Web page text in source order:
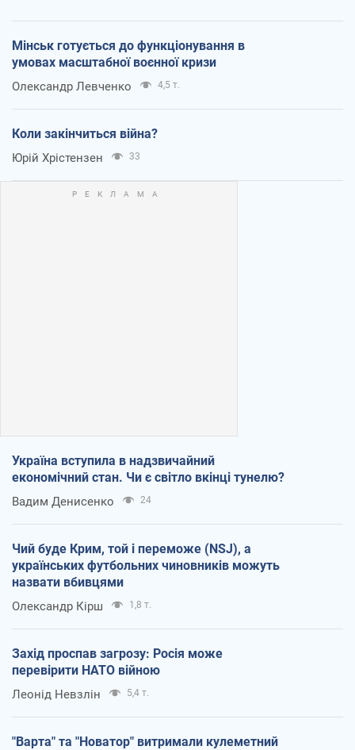
Мінськ готується до функціонування в
умовах масштабної воєнної кризи
Олександр Левченко 4,5 т.
Коли закінчиться війна?
Юрій Хрістензен 33
Україна вступила в надзвичайний
економічний стан. Чи є світло вкінці тунелю?
Вадим Денисенко 24
Чий буде Крим, той і переможе (NSJ), а
українських футбольних чиновників можуть
назвати вбивцями
Олександр Кірш 1,8 т.
Захід проспав загрозу: Росія може
перевірити НАТО війною
Леонід Невзлін 5,4 т.
"Варта" та "Новатор" витримали кулеметний